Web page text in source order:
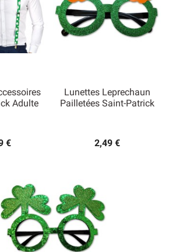
Adulte
€
Lunettes Leprechaun
Pailletées Saint-Patrick
2,49 €